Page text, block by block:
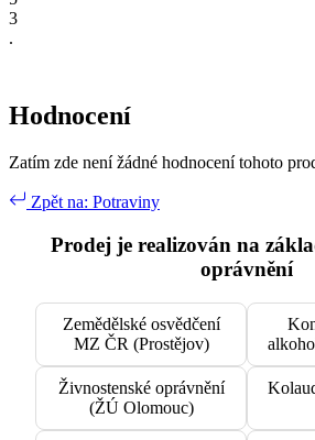
3
.
Hodnocení
Zatím zde není žádné hodnocení tohoto
Zpět na: Potraviny
Prodej je realizován na
oprávnění
Zemědělské osvědčení
MZ ČR (Prostějov)
Živnostenské oprávnění
(ŽÚ Olomouc)